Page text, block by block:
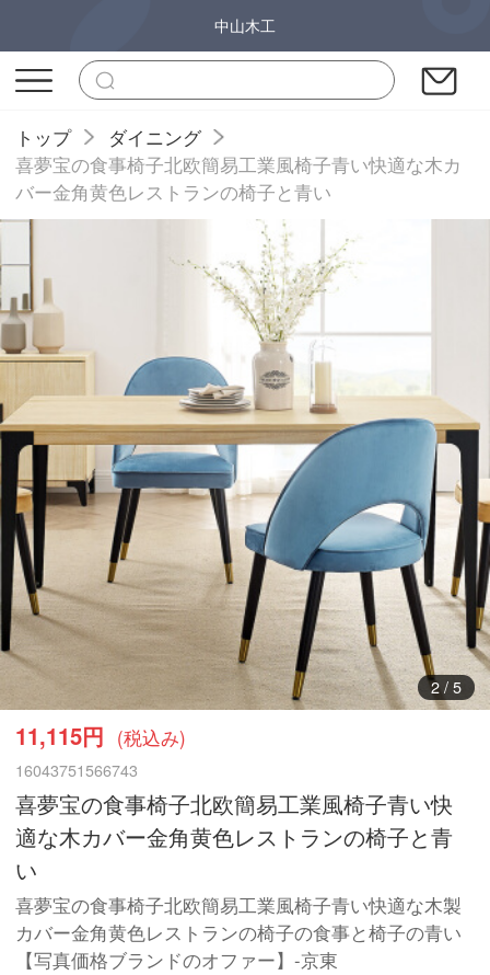
中山木工
トップ
ダイニング
喜夢宝の食事椅子北欧簡易工業風椅子青い快適な木カ
バー金角黄色レストランの椅子と青い
2/ 5
11,115円 (税込み)
16043751566743
喜夢宝の食事椅子北欧簡易工業風椅子青い快
適な木カバー金角黄色レストランの椅子と青
い
喜夢宝の食事椅子北欧簡易工業風椅子青い快適な木製
カバー金角黄色レストランの椅子の食事と椅子の青い
【写真価格ブランドのオファー】-京東